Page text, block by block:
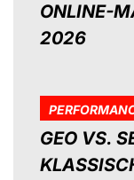
ONLINE-
2026
GEO VS.